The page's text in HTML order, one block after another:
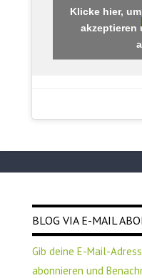
Klicke hier,
akzeptieren
BLOG VIA E-MAIL
Gib deine E-Mail-
abonnieren und